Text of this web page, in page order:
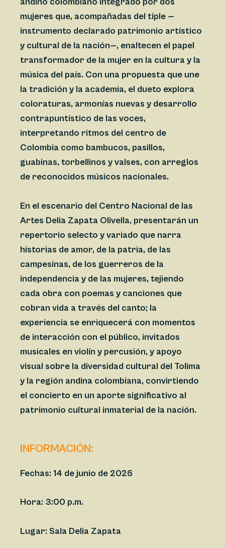
mujeres que, acompañadas del tiple —
instrumento declarado patrimonio artístico
y cultural de la nación—, enaltecen el papel
transformador de la mujer en la cultura y la
música del país. Con una propuesta que une
la tradición y la academia, el dueto explora
coloraturas, armonías nuevas y desarrollo
contrapuntístico de las voces,
interpretando ritmos del centro de
Colombia como bambucos, pasillos,
guabinas, torbellinos y valses, con arreglos
de reconocidos músicos nacionales.
En el escenario del Centro Nacional de las
Artes Delia Zapata Olivella, presentarán un
repertorio selecto y variado que narra
historias de amor, de la patria, de las
campesinas, de los guerreros de la
independencia y de las mujeres, tejiendo
cada obra con poemas y canciones que
cobran vida a través del canto; la
experiencia se enriquecerá con momentos
de interacción con el público, invitados
musicales en violín y percusión, y apoyo
visual sobre la diversidad cultural del Tolima
y la región andina colombiana, convirtiendo
el concierto en un aporte significativo al
patrimonio cultural inmaterial de la nación.
INFORMACIÓN:
Fechas: 14 de junio de 2026
Hora: 3:00 p.m.
Lugar: Sala Delia Zapata